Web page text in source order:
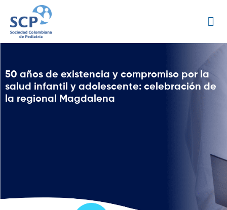
50 años de existencia y compromiso por la
salud infantil y adolescente: celebración de
la regional Magdalena